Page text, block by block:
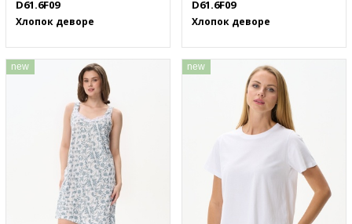
D61.6F09
Хлопок деворе
D61.6F09
Хлопок деворе
new new